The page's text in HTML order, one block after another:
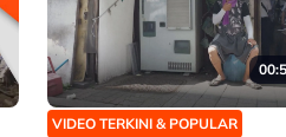
VIDEO TERKINI & POPULAR